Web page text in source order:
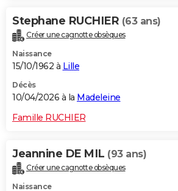
Stephane RUCHIER (63 ans)
Créer une cagnotte obsèques
Naissance
15/10/1962 à Lille
Décès
10/04/2026 à la Madeleine
Famille RUCHIER
Jeannine DE MIL (93 ans)
Créer une cagnotte obsèques
Naissance